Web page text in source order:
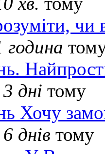
чи
дні тому
Хочу
днів тому